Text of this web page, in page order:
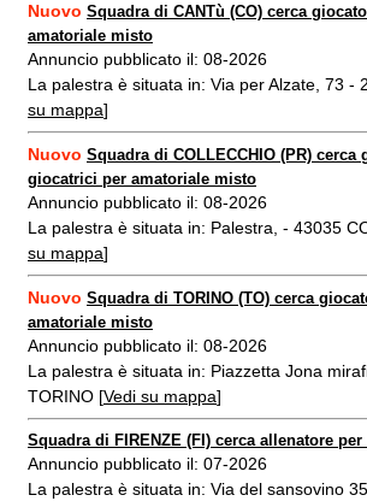
Nuovo Squadra di CANTù (CO) cerca
amatoriale misto
Annuncio pubblicato il: 08-2026
La palestra è situata in: Via per Alzate, 73 -
su mappa]
Nuovo Squadra di COLLECCHIO (PR) cerca
giocatrici per amatoriale misto
Annuncio pubblicato il: 08-2026
La palestra è situata in: Palestra, - 43035
su mappa]
Nuovo Squadra di TORINO (TO) cerca
amatoriale misto
Annuncio pubblicato il: 08-2026
La palestra è situata in: Piazzetta Jona
TORINO [Vedi su mappa]
Squadra di FIRENZE (FI) cerca allenatore
Annuncio pubblicato il: 07-2026
La palestra è situata in: Via del sansovino